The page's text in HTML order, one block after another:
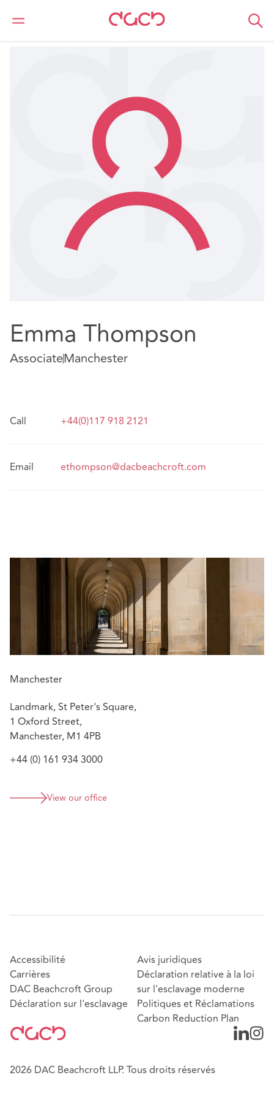
DAC Beachcroft Notre Équipe
Emma Thompson
AssociateManchester
Call +44(0)117 918 2121
Email ethompson@dacbeachcroft.com
Manchester
Landmark, St Peter's Square,
1 Oxford Street,
Manchester, M1 4PB
+44 (0) 161 934 3000
View our office
Accessibilité
Carrières
DAC Beachcroft Group
Déclaration sur l'esclavage
Avis juridiques
Déclaration relative à la loi
sur l'esclavage moderne
Politiques et Réclamations
Carbon Reduction Plan
2026 DAC Beachcroft LLP. Tous droits réservés